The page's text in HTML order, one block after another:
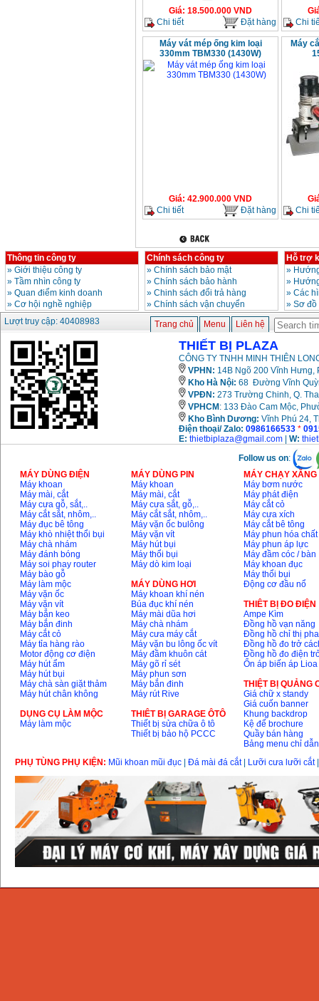
Giá: 18.500.000 VND
Chi tiết
Đặt hàng
Chi
Máy vát mép ống kim loại
330mm TBM330 (1430W)
Giá: 42.900.000 VND
Chi tiết
Đặt hàng
Máy
Chi
Thông tin công ty
» Giới thiệu công ty
» Tầm nhìn công ty
» Quan điểm kinh doanh
» Cơ hội nghề nghiệp
Chính sách công ty
» Chính sách bảo mật
» Chính sách bảo hành
» Chinh sách đổi trả hàng
» Chính sách vận chuyển
Hỗ trợ
»
»
» Các
» Sơ
Lượt truy cập: 40408983
Trang chủ Menu Liên hệ
THIẾT BỊ PLAZA
CÔNG TY TNHH MINH THIÊN
VPHN: 14B Ngõ 200 Vĩnh Hưng,
Kho Hà Nội: 68 Đường Vĩnh
VPĐN: 273 Trường Chinh, Q.
VPHCM : 133 Đào Cam Mộc,
Kho Bình Dương: Vĩnh Phú 24,
Điện thoại/ Zalo: 0986166533 *
E: thietbiplaza@gmail.com W:
Follow us on:
MÁY DÙNG ĐIỆN
Máy khoan
Máy mài, cắt
Máy cưa gỗ, sắt,..
Máy cắt sắt, nhôm,..
Máy đục bê tông
Máy khò nhiệt thổi bụi
Máy chà nhám
Máy đánh bóng
Máy soi phay router
Máy bào gỗ
Máy làm mộc
Máy vặn ốc
Máy vặn vít
Máy bắn keo
Máy bắn đinh
Máy cắt cỏ
Máy tỉa hàng rào
Motor động cơ điện
Máy hút ẩm
Máy hút bụi
Máy chà sàn giặt thảm
Máy hút chân không
DỤNG CỤ LÀM MỘC
Máy làm mộc
MÁY DÙNG PIN
Máy khoan
Máy mài, cắt
Máy cưa sắt, gỗ,..
Máy cắt sắt, nhôm,..
Máy vặn ốc bulông
Máy vặn vít
Máy hút bụi
Máy thổi bụi
Máy dò kim loại
MÁY DÙNG HƠI
Máy khoan khí nén
Búa đục khí nén
Máy mài dũa hơi
Máy chà nhám
Máy cưa máy cắt
Máy vặn bu lông ốc vít
Máy đầm khuôn cát
Máy gõ rỉ sét
Máy phun sơn
Máy bắn đinh
Máy rút Rive
THIÊT BỊ GARAGE ÔTÔ
Thiết bị sửa chữa ô tô
Thiết bị bảo hộ PCCC
MÁY CHẠY
Máy bơm nước
Máy phát điện
Máy cắt cỏ
Máy cưa xích
Máy cắt bê tông
Máy phun hóa chất
Máy phun áp lực
Máy đầm cóc / bàn
Máy khoan đục
Máy thổi bụi
Động cơ đầu nổ
THIÊT BỊ ĐO ĐIỆN
Ampe Kìm
Đồng hồ vạn năng
Đồng hồ chỉ thị pha
Đồng hồ đo trở
Đồng hồ đo điện
Ổn áp biến áp Lioa
THIỆT BỊ QUẢNG
Giá chữ x standy
Giá cuốn banner
Khung backdrop
Kệ để brochure
Quầy bán hàng
Bảng menu chỉ dẫn
PHỤ TÙNG PHỤ KIỆN: Mũi khoan mũi đục Đá mài đá cắt| Lưỡi cưa lưỡi cắt